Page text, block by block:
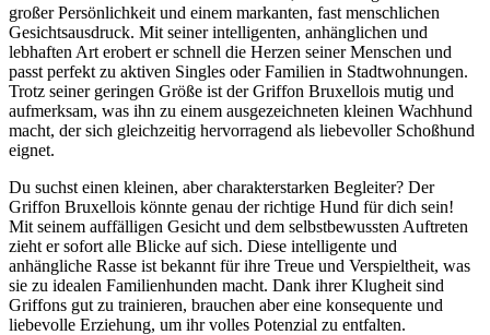
großer Persönlichkeit und einem markanten, fast menschlichen
Gesichtsausdruck. Mit seiner intelligenten, anhänglichen und
lebhaften Art erobert er schnell die Herzen seiner Menschen und
passt perfekt zu aktiven Singles oder Familien in Stadtwohnungen.
Trotz seiner geringen Größe ist der Griffon Bruxellois mutig und
aufmerksam, was ihn zu einem ausgezeichneten kleinen Wachhund
macht, der sich gleichzeitig hervorragend als liebevoller Schoßhund
eignet.
Du suchst einen kleinen, aber charakterstarken Begleiter? Der
Griffon Bruxellois könnte genau der richtige Hund für dich sein!
Mit seinem auffälligen Gesicht und dem selbstbewussten Auftreten
zieht er sofort alle Blicke auf sich. Diese intelligente und
anhängliche Rasse ist bekannt für ihre Treue und Verspieltheit, was
sie zu idealen Familienhunden macht. Dank ihrer Klugheit sind
Griffons gut zu trainieren, brauchen aber eine konsequente und
liebevolle Erziehung, um ihr volles Potenzial zu entfalten.